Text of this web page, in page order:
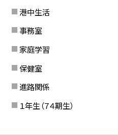
港中生活
事務室
家庭学習
保健室
進路関係
１年生（７４期生）